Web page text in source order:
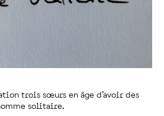
trois sœurs en âge d’avoir des
solitaire.